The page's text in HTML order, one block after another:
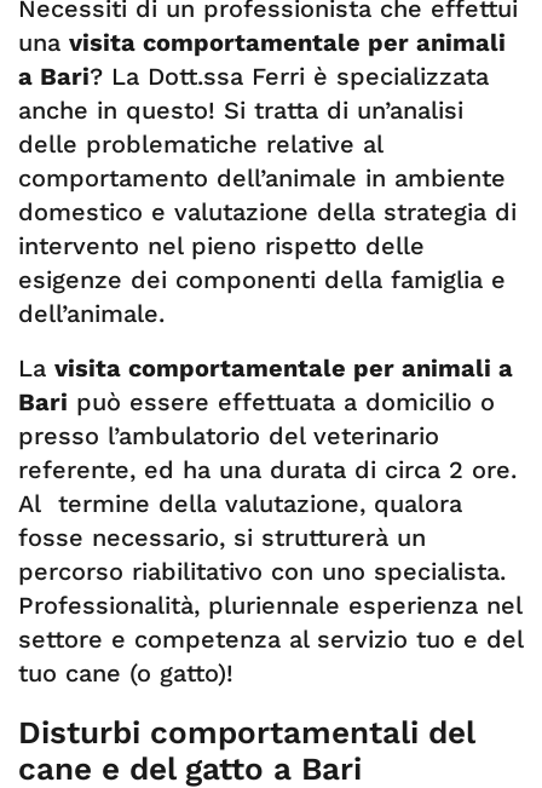
Necessiti di un professionista che effettui
una visita comportamentale per animali
a Bari? La Dott.ssa Ferri è specializzata
anche in questo! Si tratta di un’analisi
delle problematiche relative al
comportamento dell’animale in ambiente
domestico e valutazione della strategia di
intervento nel pieno rispetto delle
esigenze dei componenti della famiglia e
dell’animale.
La visita comportamentale per animali a
Bari può essere effettuata a domicilio o
presso l’ambulatorio del veterinario
referente, ed ha una durata di circa 2 ore.
Al termine della valutazione, qualora
fosse necessario, si strutturerà un
percorso riabilitativo con uno specialista.
Professionalità, pluriennale esperienza nel
settore e competenza al servizio tuo e del
tuo cane (o gatto)!
Disturbi comportamentali del
cane e del gatto a Bari